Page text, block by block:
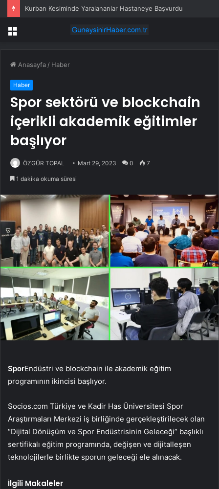
Kurban Kesiminde Yaralananlar Hastaneye Başvurdu
Menü
Anasayfa / Haber
Haber
Spor sektörü ve blockchain
içerikli akademik eğitimler
başlıyor
ÖZGÜR TOPAL Mart 29, 2023 0 7
1 dakika okuma süresi
SporEndüstri ve blockchain ile akademik eğitim
programının ikincisi başlıyor.
Socios.com Türkiye ve Kadir Has Üniversitesi Spor
Araştırmaları Merkezi iş birliğinde gerçekleştirilecek olan
“Dijital Dönüşüm ve Spor Endüstrisinin Geleceği” başlıklı
sertifikalı eğitim programında, değişen ve dijitalleşen
teknolojilerle birlikte sporun geleceği ele alınacak.
İlgili Makaleler